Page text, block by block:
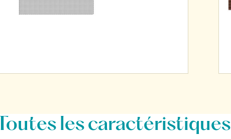
Toutesles caractéristiques